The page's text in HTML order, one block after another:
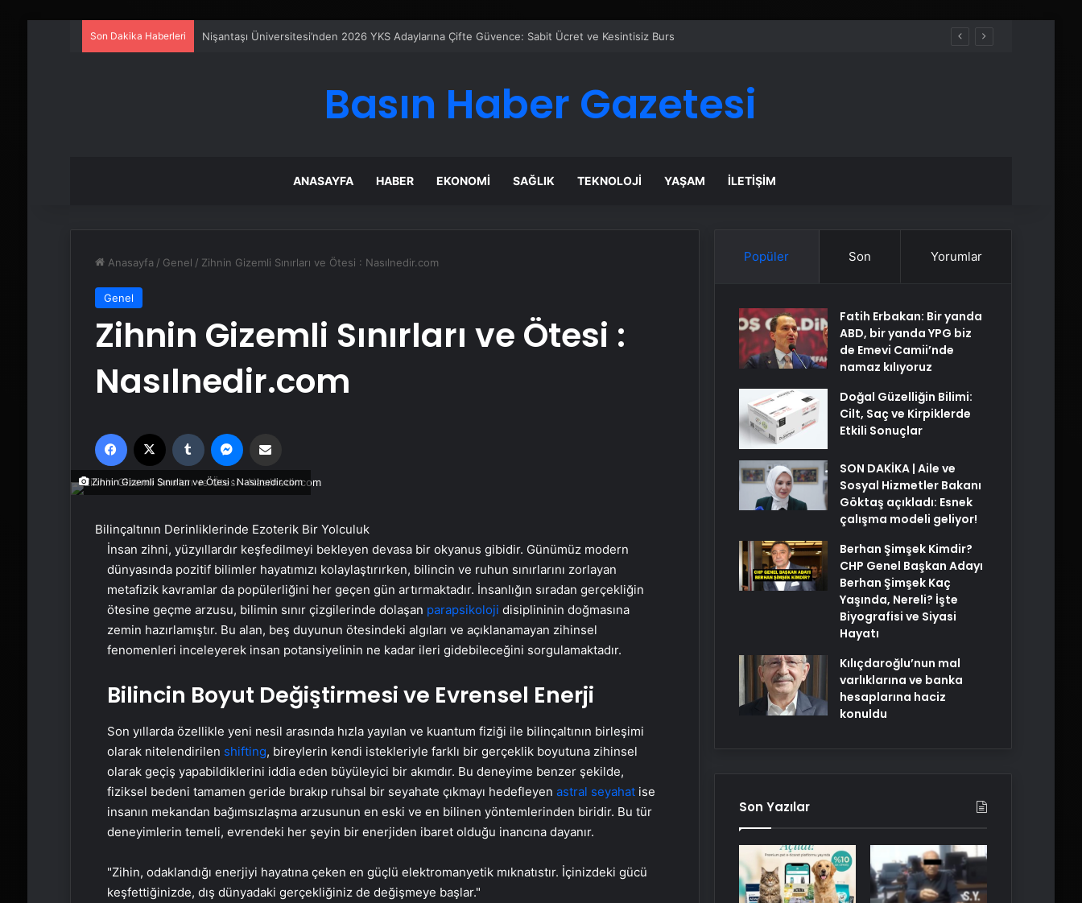
Son Dakika Haberleri Petmona : Kedi Maması ve Köpek Maması İle Tüm Evcil Hayvan Ürünleri
Basın Haber Gazetesi
ANASAYFA HABER EKONOMI SAĞLIK TEKNOLOJI YAŞAM İLETIŞIM
Anasayfa / Genel / Zihnin Gizemli Sınırları ve Ötesi : Nasılnedir.com
Genel
Zihnin Gizemli Sınırları ve Ötesi :
Nasılnedir.com
Facebook Tumblr
Zihnin Gizemli Sınırları ve Ötesi : Nasılnedir.com
Bilinçaltının Derinliklerinde Ezoterik Bir Yolculuk
İnsan zihni, yüzyıllardır keşfedilmeyi bekleyen devasa bir okyanus gibidir. Günümüz modern
dünyasında pozitif bilimler hayatımızı kolaylaştırırken, bilincin ve ruhun sınırlarını zorlayan
metafizik kavramlar da popülerliğini her geçen gün artırmaktadır. İnsanlığın sıradan gerçekliğin
ötesine geçme arzusu, bilimin sınır çizgilerinde dolaşan parapsikoloji disiplininin doğmasına
zemin hazırlamıştır. Bu alan, beş duyunun ötesindeki algıları ve açıklanamayan zihinsel
fenomenleri inceleyerek insan potansiyelinin ne kadar ileri gidebileceğini sorgulamaktadır.
Bilincin Boyut Değiştirmesi ve Evrensel Enerji
Son yıllarda özellikle yeni nesil arasında hızla yayılan ve kuantum fiziği ile bilinçaltının birleşimi
olarak nitelendirilen shifting, bireylerin kendi istekleriyle farklı bir gerçeklik boyutuna zihinsel
olarak geçiş yapabildiklerini iddia eden büyüleyici bir akımdır. Bu deneyime benzer şekilde,
fiziksel bedeni tamamen geride bırakıp ruhsal bir seyahate çıkmayı hedefleyen astral seyahatise
insanın mekandan bağımsızlaşma arzusunun en eski ve en bilinen yöntemlerinden biridir. Bu tür
deneyimlerin temeli, evrendeki her şeyin bir enerjiden ibaret olduğu inancına dayanır.
"Zihin, odaklandığı enerjiyi hayatına çeken en güçlü elektromanyetik mıknatıstır. İçinizdeki gücü
keşfettiğinizde, dış dünyadaki gerçekliğiniz de değişmeye başlar."
Popüler Son Yorumlar
Fatih Erbakan: Bir yanda
ABD, bir yanda YPG biz
de Emevi Camii’nde
namaz kılıyoruz
Doğal Güzelliğin Bilimi:
Cilt, Saç ve Kirpiklerde
Etkili Sonuçlar
SON DAKİKA | Aile ve
Sosyal Hizmetler Bakanı
Göktaş açıkladı: Esnek
çalışma modeli geliyor!
Berhan Şimşek Kimdir?
CHP Genel Başkan Adayı
Berhan Şimşek Kaç
Yaşında, Nereli? İşte
Biyografisi ve Siyasi
Hayatı
Kılıçdaroğlu’nun mal
varlıklarına ve banka
hesaplarına haciz
konuldu
Son Yazılar